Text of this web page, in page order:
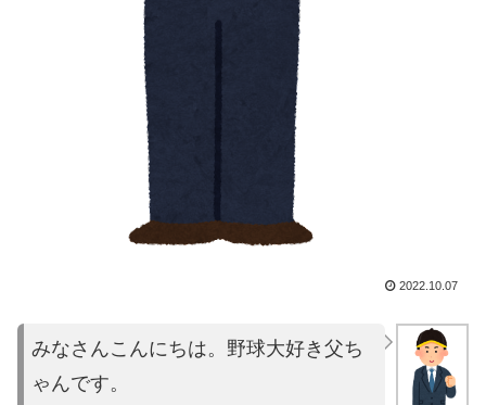
2022.10.07
みなさんこんにちは。野球大好き父ち
ゃんです。